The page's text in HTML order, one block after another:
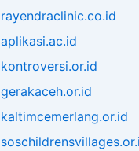
rayendraclinic.co.id
aplikasi.ac.id
kontroversi.or.id
gerakaceh.or.id
kaltimcemerlang.or.id